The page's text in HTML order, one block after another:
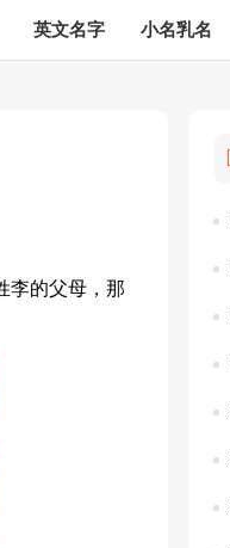
英文名字 小名乳名
李的父母，那